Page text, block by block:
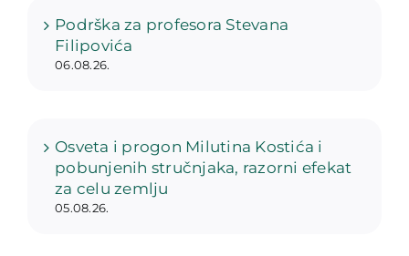
Podrška za profesora Stevana
Filipovića
06.08.26.
Osveta i progon Milutina Kostića i
pobunjenih stručnjaka, razorni efekat
za celu zemlju
05.08.26.